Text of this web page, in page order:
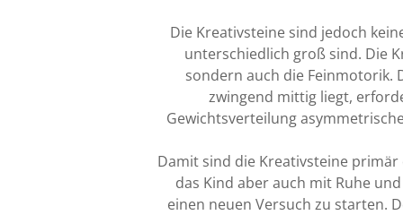
Die Kreativsteine sind jedoch
unterschiedlich groß sind. Die
sondern auch die Feinmotorik.
zwingend mittig liegt,
Gewichtsverteilung
Damit sind die Kreativsteine
das Kind aber auch mit Ruhe
einen neuen Versuch zu starten.